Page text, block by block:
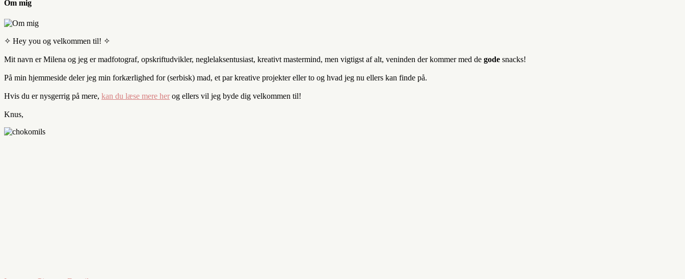
Om mig
✧ Hey you og velkommen til! ✧
Mit navn er Milena og jeg er madfotograf, opskriftudvikler, neglelaksentusiast, kreativt mastermind, men vigtigst af alt, veninden der kommer med de gode snacks!
På min hjemmeside deler jeg min forkærlighed for (serbisk) mad, et par kreative projekter eller to og hvad jeg nu ellers kan finde på.
Hvis du er nysgerrig på mere, kan du læse mere her og ellers vil jeg byde dig velkommen til!
Knus,